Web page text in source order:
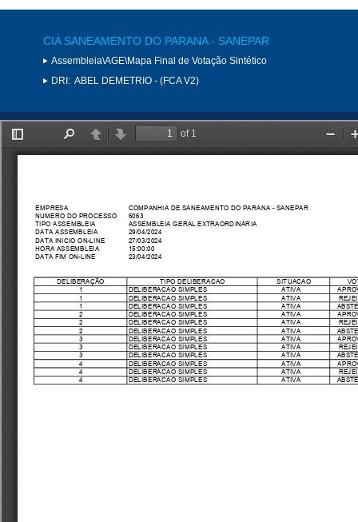
CIA SANEAMENTO DO PARANA - SANEPAR
Assembleia\AGE\Mapa Final de Votação Sintético
DRI: ABEL DEMETRIO - (FCA V2)